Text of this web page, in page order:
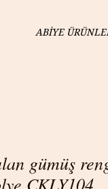
ABİYE
gümüş
CKLY104